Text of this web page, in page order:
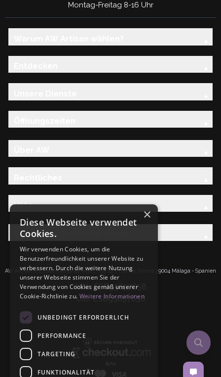
Montag-Freitag 8-16 Uhr
Hilfe
Entdecken Sie die AW-Familie
AW Artisan S.L.Calle Caleta de Velez n39, 41 PI Santa Tereza 29004 Málaga - Spanien
IdNr: ESB93657658
UID: ESB93657658
×
Diese Webseite verwendet
Cookies.
Wir verwenden Cookies, um die
Benutzerfreundlichkeit unserer Website zu
verbessern. Durch die weitere Nutzung
unserer Webseite stimmen Sie der
Verwendung von Cookies gemäß unserer
Cookie-Richtlinie zu. Weitere Informationen
UNBEDINGT ERFORDERLICH
PERFORMANCE
TARGETING
FUNKTIONALITÄT